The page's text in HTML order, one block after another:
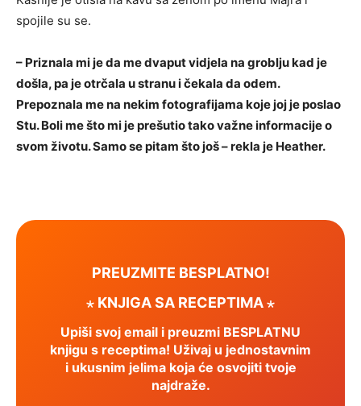
spojile su se.
– Priznala mi je da me dvaput vidjela na groblju kad je
došla, pa je otrčala u stranu i čekala da odem.
Prepoznala me na nekim fotografijama koje joj je poslao
Stu. Boli me što mi je prešutio tako važne informacije o
svom životu. Samo se pitam što još – rekla je Heather.
PREUZMITE BESPLATNO!
⋆ KNJIGA SA RECEPTIMA ⋆
Upiši svoj email i preuzmi BESPLATNU
knjigu s receptima! Uživaj u jednostavnim
i ukusnim jelima koja će osvojiti tvoje
najdraže.